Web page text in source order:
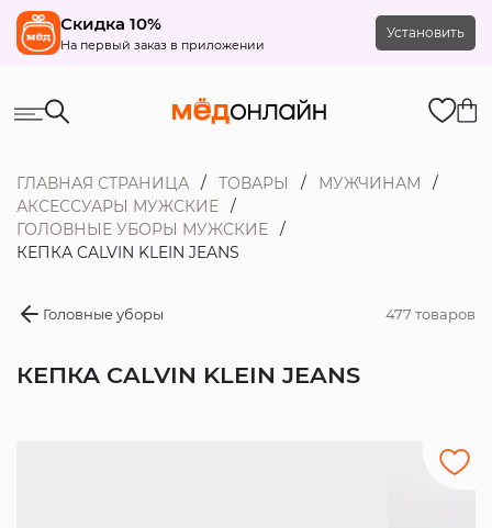
Скидка 10%
На первый заказ в приложении
Установить
ГЛАВНАЯ СТРАНИЦА ТОВАРЫ
МУЖЧИНАМ
АКСЕССУАРЫ МУЖСКИЕ
ГОЛОВНЫЕ УБОРЫ МУЖСКИЕ
КЕПКА CALVIN KLEIN JEANS
Головные уборы 477 товаров
КЕПКА CALVIN KLEIN JEANS